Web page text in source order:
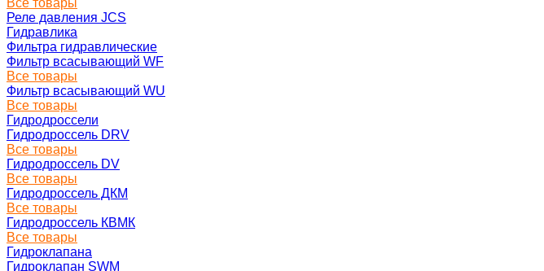
Все товары
Реле давления JCS
Гидравлика
Фильтра гидравлические
Фильтр всасывающий WF
Все товары
Фильтр всасывающий WU
Все товары
Гидродроссели
Гидродроссель DRV
Все товары
Гидродроссель DV
Все товары
Гидродроссель ДКМ
Все товары
Гидродроссель КВМК
Все товары
Гидроклапана
Гидроклапан SWM